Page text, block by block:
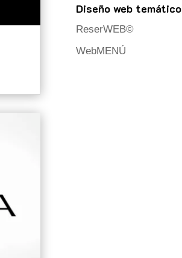
Diseño web temático
ReserWEB©
WebMENÚ